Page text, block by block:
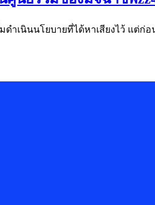
เนินนโยบายที่ได้หาเสียงไว้ แต่